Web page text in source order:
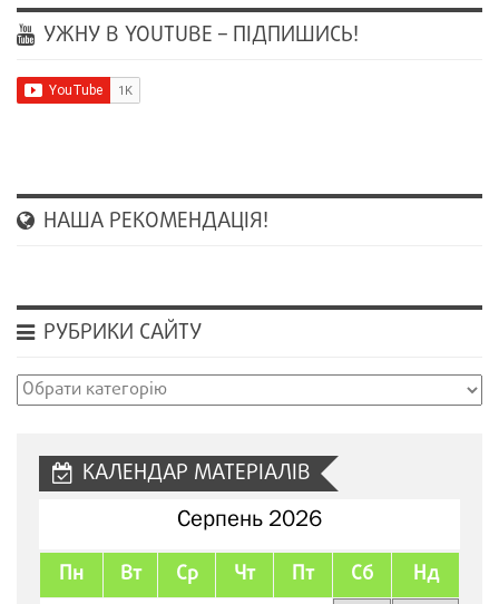
УЖНУ В YOUTUBE – ПІДПИШИСЬ!
НАША РЕКОМЕНДАЦІЯ!
РУБРИКИ САЙТУ
Рубрики
КАЛЕНДАР МАТЕРІАЛІВ
Серпень 2026
Пн Вт Ср Чт Пт Сб Нд